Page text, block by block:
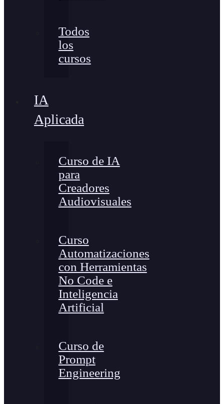
Todos
los
cursos
IA
Aplicada
Curso de IA
para
Creadores
Audiovisuales
Curso
Automatizaciones
con Herramientas
No Code e
Inteligencia
Artificial
Curso de
Prompt
Engineering